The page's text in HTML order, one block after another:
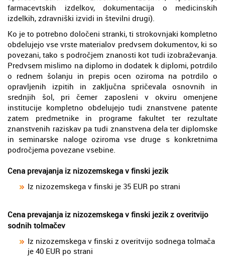
farmacevtskih izdelkov, dokumentacija o medicinskih
izdelkih, zdravniški izvidi in številni drugi).
Ko je to potrebno določeni stranki, ti strokovnjaki kompletno
obdelujejo vse vrste materialov predvsem dokumentov, ki so
povezani, tako s področjem znanosti kot tudi izobraževanja.
Predvsem mislimo na diplomo in dodatek k diplomi, potrdilo
o rednem šolanju in prepis ocen oziroma na potrdilo o
opravljenih izpitih in zaključna spričevala osnovnih in
srednjih šol, pri čemer zaposleni v okviru omenjene
institucije kompletno obdelujejo tudi znanstvene patente
zatem predmetnike in programe fakultet ter rezultate
znanstvenih raziskav pa tudi znanstvena dela ter diplomske
in seminarske naloge oziroma vse druge s konkretnima
področjema povezane vsebine.
Cena prevajanja iz nizozemskega v finski jezik
Iz nizozemskega v finski je 35 EUR po strani
Cena prevajanja iz nizozemskega v finski jezik z overitvijo
sodnih tolmačev
Iz nizozemskega v finski z overitvijo sodnega tolmača
je 40 EUR po strani